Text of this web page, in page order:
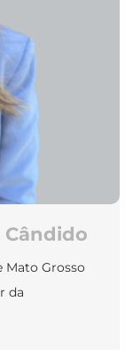
Cândido
Mato Grosso
da